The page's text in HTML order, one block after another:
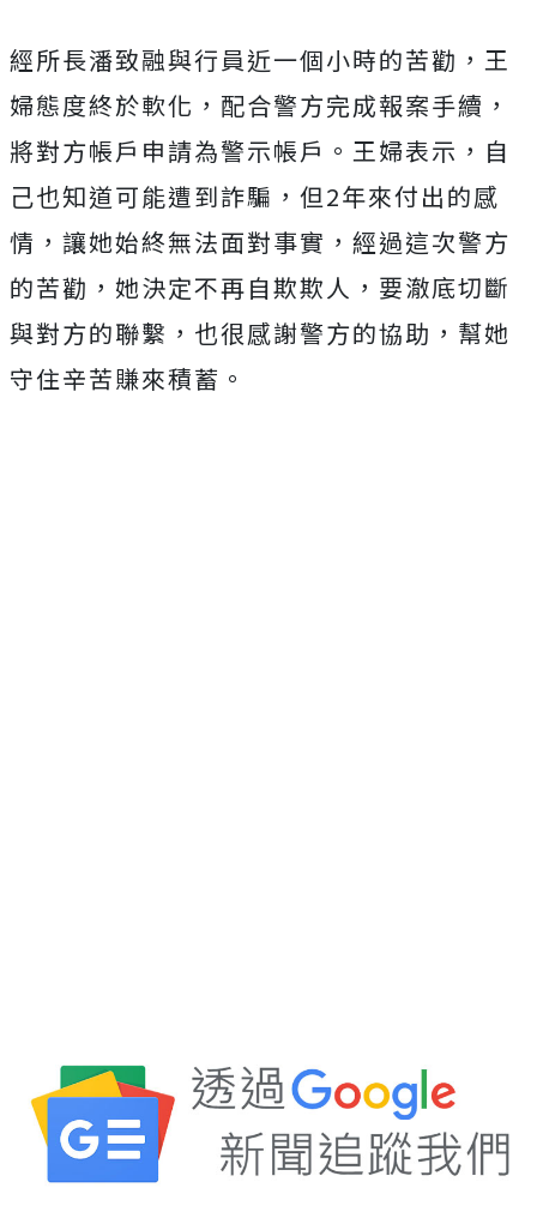
經所長潘致融與行員近一個小時的苦勸，王
婦態度終於軟化，配合警方完成報案手續，
將對方帳戶申請為警示帳戶。王婦表示，自
己也知道可能遭到詐騙，但2年來付出的感
情，讓她始終無法面對事實，經過這次警方
的苦勸，她決定不再自欺欺人，要澈底切斷
與對方的聯繫，也很感謝警方的協助，幫她
守住辛苦賺來積蓄。